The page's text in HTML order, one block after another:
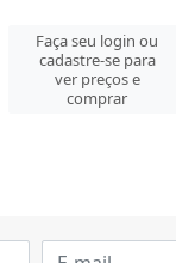
Faça seu login ou
cadastre-se para
ver preços e
comprar